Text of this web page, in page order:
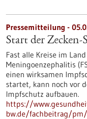
Pressemitteilung -
Start der Zecken-
Fast alle Kreise im
Meningoenzephalitis
einen wirksamen
startet, kann noch vor
Impfschutz aufbauen.
https://
bw.de/fachbeitrag/